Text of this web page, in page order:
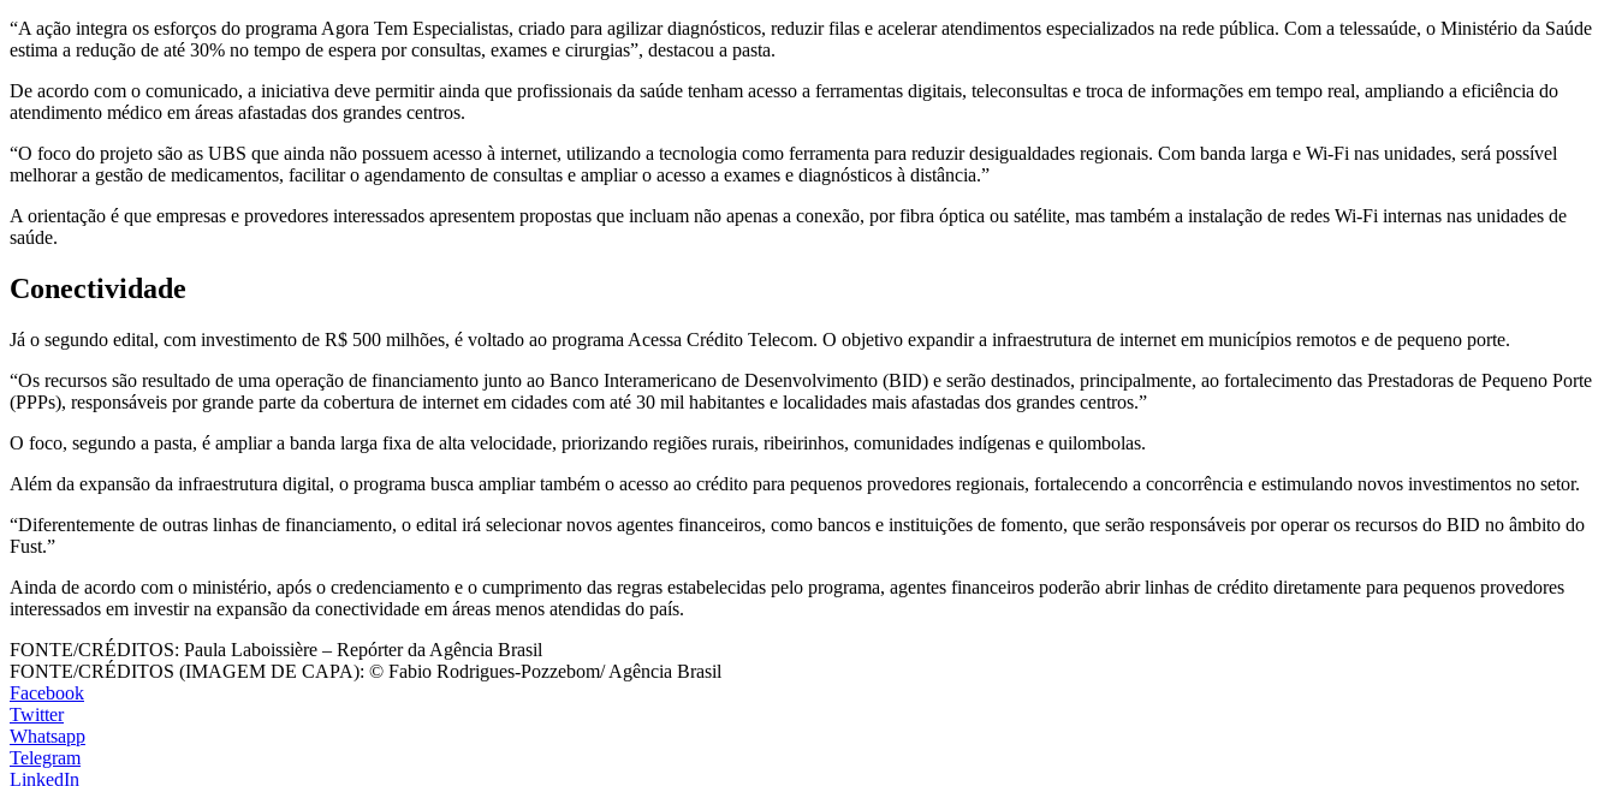
“A ação integra os esforços do programa Agora Tem Especialistas, criado para agilizar diagnósticos, reduzir filas e acelerar atendimentos especializados na rede pública. Com a telessaúde, o Ministério da Saúde
estima a redução de até 30% no tempo de espera por consultas, exames e cirurgias”, destacou a pasta.
De acordo com o comunicado, a iniciativa deve permitir ainda que profissionais da saúde tenham acesso a ferramentas digitais, teleconsultas e troca de informações em tempo real, ampliando a eficiência do
atendimento médico em áreas afastadas dos grandes centros.
“O foco do projeto são as UBS que ainda não possuem acesso à internet, utilizando a tecnologia como ferramenta para reduzir desigualdades regionais. Com banda larga e Wi-Fi nas unidades, será possível
melhorar a gestão de medicamentos, facilitar o agendamento de consultas e ampliar o acesso a exames e diagnósticos à distância.”
A orientação é que empresas e provedores interessados apresentem propostas que incluam não apenas a conexão, por fibra óptica ou satélite, mas também a instalação de redes Wi-Fi internas nas unidades de
saúde.
Conectividade
Já o segundo edital, com investimento de R$ 500 milhões, é voltado ao programa Acessa Crédito Telecom. O objetivo expandir a infraestrutura de internet em municípios remotos e de pequeno porte.
“Os recursos são resultado de uma operação de financiamento junto ao Banco Interamericano de Desenvolvimento (BID) e serão destinados, principalmente, ao fortalecimento das Prestadoras de Pequeno Porte
(PPPs), responsáveis por grande parte da cobertura de internet em cidades com até 30 mil habitantes e localidades mais afastadas dos grandes centros.”
O foco, segundo a pasta, é ampliar a banda larga fixa de alta velocidade, priorizando regiões rurais, ribeirinhos, comunidades indígenas e quilombolas.
Além da expansão da infraestrutura digital, o programa busca ampliar também o acesso ao crédito para pequenos provedores regionais, fortalecendo a concorrência e estimulando novos investimentos no setor.
“Diferentemente de outras linhas de financiamento, o edital irá selecionar novos agentes financeiros, como bancos e instituições de fomento, que serão responsáveis por operar os recursos do BID no âmbito do
Fust.”
Ainda de acordo com o ministério, após o credenciamento e o cumprimento das regras estabelecidas pelo programa, agentes financeiros poderão abrir linhas de crédito diretamente para pequenos provedores
interessados em investir na expansão da conectividade em áreas menos atendidas do país.
FONTE/CRÉDITOS: Paula Laboissière – Repórter da Agência Brasil
FONTE/CRÉDITOS (IMAGEM DE CAPA): © Fabio Rodrigues-Pozzebom/ Agência Brasil
Facebook
Twitter
Whatsapp
Telegram
LinkedIn